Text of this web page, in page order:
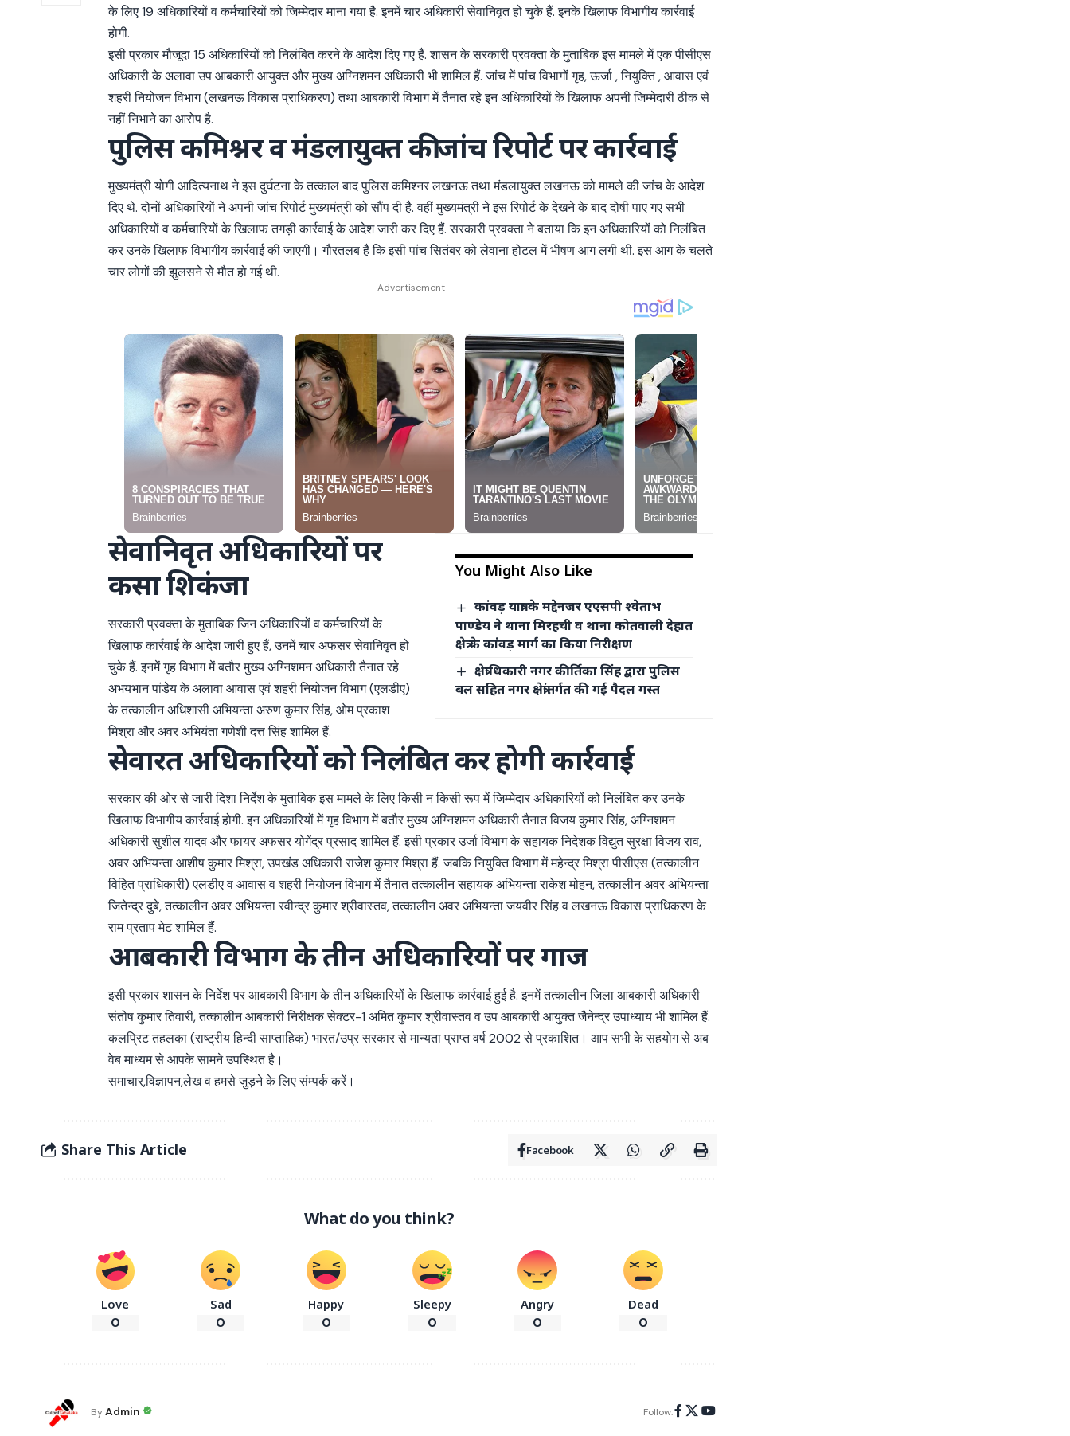
के लिए 19 अधिकारियों व कर्मचारियों को जिम्मेदार माना गया है. इनमें चार अधिकारी सेवानिवृत हो चुके हैं. इनके खिलाफ विभागीय कार्रवाई
होगी.
इसी प्रकार मौजूदा 15 अधिकारियों को निलंबित करने के आदेश दिए गए हैं. शासन के सरकारी प्रवक्ता के मुताबिक इस मामले में एक पीसीएस
अधिकारी के अलावा उप आबकारी आयुक्त और मुख्य अग्निशमन अधिकारी भी शामिल हैं. जांच में पांच विभागों गृह, ऊर्जा , नियुक्ति , आवास एवं
शहरी नियोजन विभाग (लखनऊ विकास प्राधिकरण) तथा आबकारी विभाग में तैनात रहे इन अधिकारियों के खिलाफ अपनी जिम्मेदारी ठीक से
नहीं निभाने का आरोप है.
पुलिस कमिश्नर व मंडलायुक्त की जांच रिपोर्ट पर कार्रवाई
मुख्यमंत्री योगी आदित्यनाथ ने इस दुर्घटना के तत्काल बाद पुलिस कमिश्नर लखनऊ तथा मंडलायुक्त लखनऊ को मामले की जांच के आदेश
दिए थे. दोनों अधिकारियों ने अपनी जांच रिपोर्ट मुख्यमंत्री को सौंप दी है. वहीं मुख्यमंत्री ने इस रिपोर्ट के देखने के बाद दोषी पाए गए सभी
अधिकारियों व कर्मचारियों के खिलाफ तगड़ी कार्रवाई के आदेश जारी कर दिए हैं. सरकारी प्रवक्ता ने बताया कि इन अधिकारियों को निलंबित
कर उनके खिलाफ विभागीय कार्रवाई की जाएगी। गौरतलब है कि इसी पांच सितंबर को लेवाना होटल में भीषण आग लगी थी. इस आग के चलते
चार लोगों की झुलसने से मौत हो गई थी.
- Advertisement -
You Might Also Like
कांवड़ यात्रा के मद्देनजर एएसपी श्वेताभ
पाण्डेय ने थाना मिरहची व थाना कोतवाली देहात
क्षेत्र के कांवड़ मार्ग का किया निरीक्षण
क्षेत्राधिकारी नगर कीर्तिका सिंह द्वारा पुलिस
बल सहित नगर क्षेत्रांतर्गत की गई पैदल गस्त
सेवानिवृत अधिकारियों पर
कसा शिकंजा
सरकारी प्रवक्ता के मुताबिक जिन अधिकारियों व कर्मचारियों के
खिलाफ कार्रवाई के आदेश जारी हुए हैं, उनमें चार अफसर सेवानिवृत हो
चुके हैं. इनमें गृह विभाग में बतौर मुख्य अग्निशमन अधिकारी तैनात रहे
अभयभान पांडेय के अलावा आवास एवं शहरी नियोजन विभाग (एलडीए)
के तत्कालीन अधिशासी अभियन्ता अरुण कुमार सिंह, ओम प्रकाश
मिश्रा और अवर अभियंता गणेशी दत्त सिंह शामिल हैं.
सेवारत अधिकारियों को निलंबित कर होगी कार्रवाई
सरकार की ओर से जारी दिशा निर्देश के मुताबिक इस मामले के लिए किसी न किसी रूप में जिम्मेदार अधिकारियों को निलंबित कर उनके
खिलाफ विभागीय कार्रवाई होगी. इन अधिकारियों में गृह विभाग में बतौर मुख्य अग्निशमन अधिकारी तैनात विजय कुमार सिंह, अग्निशमन
अधिकारी सुशील यादव और फायर अफसर योगेंद्र प्रसाद शामिल हैं. इसी प्रकार उर्जा विभाग के सहायक निदेशक विद्युत सुरक्षा विजय राव,
अवर अभियन्ता आशीष कुमार मिश्रा, उपखंड अधिकारी राजेश कुमार मिश्रा हैं. जबकि नियुक्ति विभाग में महेन्द्र मिश्रा पीसीएस (तत्कालीन
विहित प्राधिकारी) एलडीए व आवास व शहरी नियोजन विभाग में तैनात तत्कालीन सहायक अभियन्ता राकेश मोहन, तत्कालीन अवर अभियन्ता
जितेन्द्र दुबे, तत्कालीन अवर अभियन्ता रवीन्द्र कुमार श्रीवास्तव, तत्कालीन अवर अभियन्ता जयवीर सिंह व लखनऊ विकास प्राधिकरण के
राम प्रताप मेट शामिल हैं.
आबकारी विभाग के तीन अधिकारियों पर गाज
इसी प्रकार शासन के निर्देश पर आबकारी विभाग के तीन अधिकारियों के खिलाफ कार्रवाई हुई है. इनमें तत्कालीन जिला आबकारी अधिकारी
संतोष कुमार तिवारी, तत्कालीन आबकारी निरीक्षक सेक्टर-1 अमित कुमार श्रीवास्तव व उप आबकारी आयुक्त जैनेन्द्र उपाध्याय भी शामिल हैं.
कलप्रिट तहलका (राष्ट्रीय हिन्दी साप्ताहिक) भारत/उप्र सरकार से मान्यता प्राप्त वर्ष 2002 से प्रकाशित। आप सभी के सहयोग से अब
वेब माध्यम से आपके सामने उपस्थित है।
समाचार,विज्ञापन,लेख व हमसे जुड़ने के लिए संम्पर्क करें।
Share This Article Facebook
What do you think?
Love
0
Sad
0
Happy
0
Sleepy
0
Angry
0
Dead
0
ByAdmin Follow: